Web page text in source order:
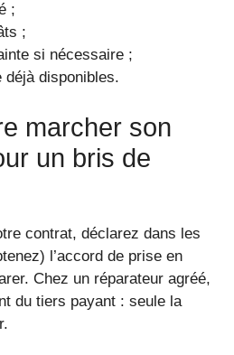
;
;
si nécessaire ;
disponibles.
marcher son
un bris de
contrat, déclarez dans les
l’accord de prise en
Chez un réparateur agréé,
du tiers payant : seule la